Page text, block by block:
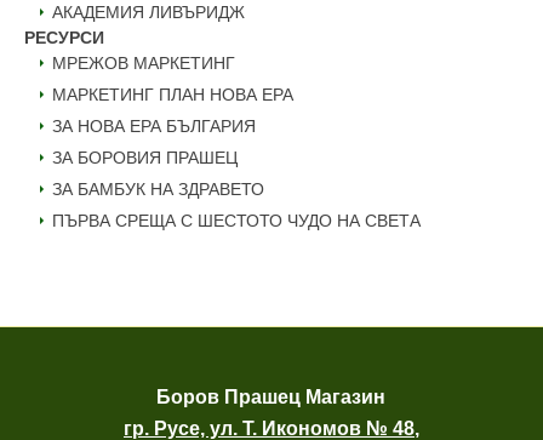
АКАДЕМИЯ ЛИВЪРИДЖ
РЕСУРСИ
МРЕЖОВ МАРКЕТИНГ
МАРКЕТИНГ ПЛАН НОВА ЕРА
ЗА НОВА ЕРА БЪЛГАРИЯ
ЗА БОРОВИЯ ПРАШЕЦ
ЗА БАМБУК НА ЗДРАВЕТО
ПЪРВА СРЕЩА С ШЕСТОТО ЧУДО НА СВЕТА
Боров Прашец Магазин
гр. Русе, ул. Т. Икономов № 48,